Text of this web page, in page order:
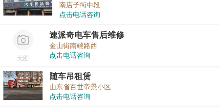
南店子街中段
点击电话咨询
无图
速派奇电车售后维修
金山街南端路西
点击电话咨询
随车吊租赁
山东省百世帝景小区
点击电话咨询